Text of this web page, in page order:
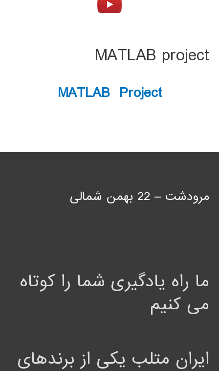
MATLAB project
MATLAB Project
مرودشت – 22 بهمن شمالی
ما راه یادگیری شما را کوتاه
می کنیم
ایران متلب یکی از برندهای